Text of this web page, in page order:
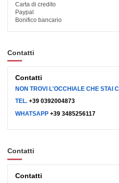
Carta di credito
Paypal
Bonifico bancario
Contatti
Contatti
NON TROVI L'OCCHIALE CHE STAI
TEL. +39 0392004873
WHATSAPP +39 3485256117
Contatti
Contatti